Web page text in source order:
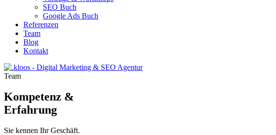
SEO Buch
Google Ads Buch
Referenzen
Team
Blog
Kontakt
Team
Kompetenz &
Erfahrung
Sie kennen Ihr Geschäft.